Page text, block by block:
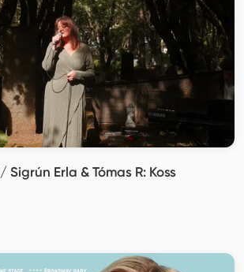
Erla & Tómas R: Koss